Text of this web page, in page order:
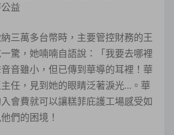
益
三萬多台幣時，主要管控財務的王
驚，她喃喃自語說：「我要去哪裡
音雖小，但已傳到華導的耳裡！華
任，見到她的眼睛泛著淚光…。華
會費就可以讓糕菲庇護工場感受如
們的困境！